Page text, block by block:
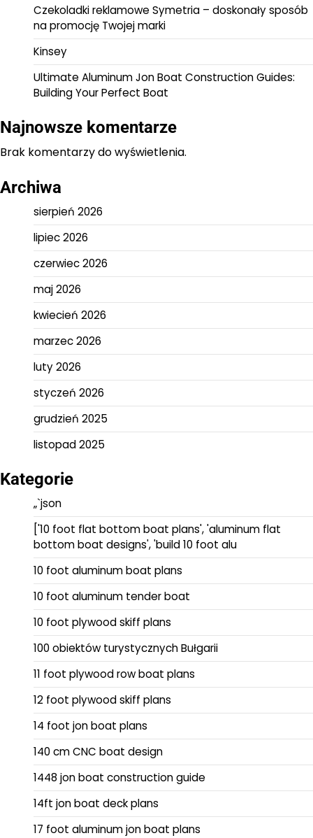
Czekoladki reklamowe Symetria – doskonały sposób
na promocję Twojej marki
Kinsey
Ultimate Aluminum Jon Boat Construction Guides:
Building Your Perfect Boat
Najnowsze komentarze
Brak komentarzy do wyświetlenia.
Archiwa
sierpień 2026
lipiec 2026
czerwiec 2026
maj 2026
kwiecień 2026
marzec 2026
luty 2026
styczeń 2026
grudzień 2025
listopad 2025
Kategorie
„`json
['10 foot flat bottom boat plans', 'aluminum flat
bottom boat designs', 'build 10 foot alu
10 foot aluminum boat plans
10 foot aluminum tender boat
10 foot plywood skiff plans
100 obiektów turystycznych Bułgarii
11 foot plywood row boat plans
12 foot plywood skiff plans
14 foot jon boat plans
140 cm CNC boat design
1448 jon boat construction guide
14ft jon boat deck plans
17 foot aluminum jon boat plans